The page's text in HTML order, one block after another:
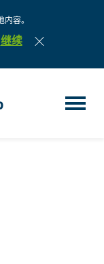
容。
继续